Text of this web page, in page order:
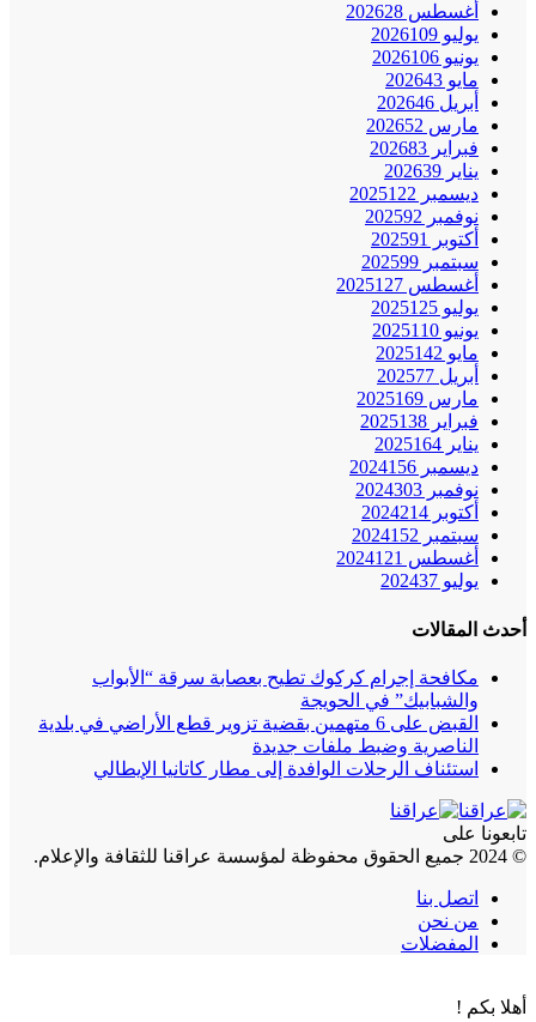
أغسطس 2026 28
يوليو 2026 109
يونيو 2026 106
مايو 2026 43
أبريل 2026 46
مارس 2026 52
فبراير 2026 83
يناير 2026 39
ديسمبر 2025 122
نوفمبر 2025 92
أكتوبر 2025
91
سبتمبر 2025 99
أغسطس 2025 127
يوليو 2025 125
يونيو 2025 110
مايو 2025 142
أبريل 2025 77
مارس 2025 169
فبراير 2025 138
يناير 2025 164
ديسمبر 2024 156
نوفمبر 2024 303
أكتوبر 2024 214
سبتمبر 2024 152
أغسطس 2024 121
يوليو 2024 37
أحدث المقالات
مكافحة إجرام كركوك تطيح بعصابة سرقة “الأبواب
والشبابيك” في الحويجة
القبض على 6 متهمين بقضية تزوير قطع الأراضي في بلدية
الناصرية وضبط ملفات جديدة
استئناف الرحلات الوافدة إلى مطار كاتانيا الإيطالي
تابعونا على
© 2024 جميع الحقوق محفوظة لمؤسسة عراقنا للثقافة والإعلام.
اتصل بنا
من نحن
المفضلات
أهلا بكم !